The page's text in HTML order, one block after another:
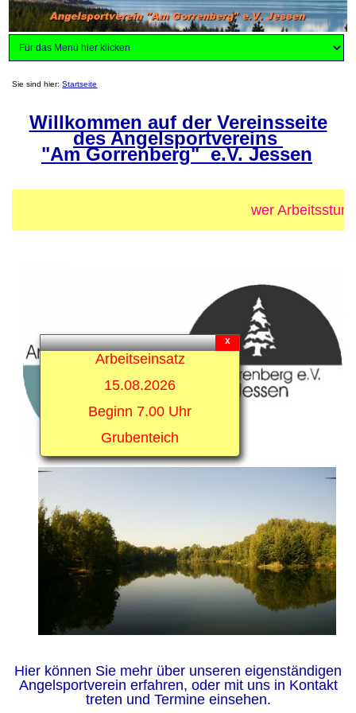
x
Arbeitseinsatz
15.08.2026
Beginn 7.00 Uhr
Grubenteich
Sie sind hier:Startseite
Willkommen auf der Vereinsseite
des Angelsportvereins
"Am Gorrenberg" e.V. Jessen
wer
Hier können Sie mehr über unseren eigenständigen
Angelsportverein erfahren, oder mit uns in Kontakt
treten und Termine einsehen.